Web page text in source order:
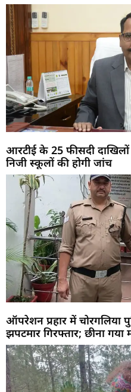
आरटीई के 25 फीसदी
निजी स्कूलों की होगी जांच
ऑपरेशन प्रहार में चोरगलिया
झपटमार गिरफ्तार; छीना गया